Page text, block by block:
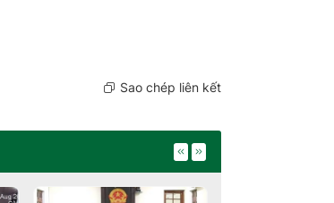
Sao chép liên kết